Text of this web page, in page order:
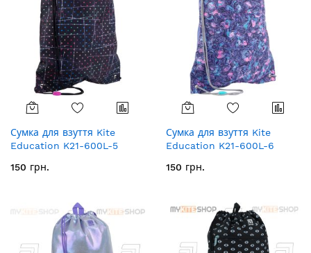
Сумка для взуття Kite
Education K21-600L-5
150 грн.
Сумка для взуття Kite
Education K21-600L-6
150 грн.